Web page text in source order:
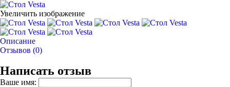
Увеличить изображение
Описание
Отзывов (0)
Написать отзыв
Ваше имя: